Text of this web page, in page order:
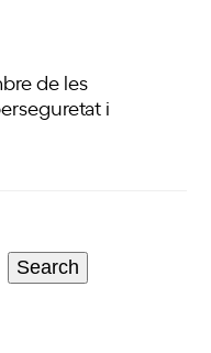
de les
i
Search